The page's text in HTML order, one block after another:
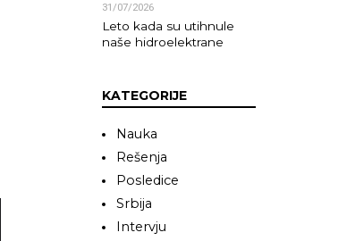
31/07/2026
Leto kada su utihnule
naše hidroelektrane
KATEGORIJE
Nauka
Rešenja
Posledice
Srbija
Intervju